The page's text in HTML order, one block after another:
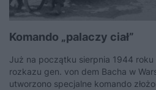
Komando „palaczy ciał”
Już na początku sierpnia 1944 roku
rozkazu gen. von dem Bacha w
utworzono specjalne komando